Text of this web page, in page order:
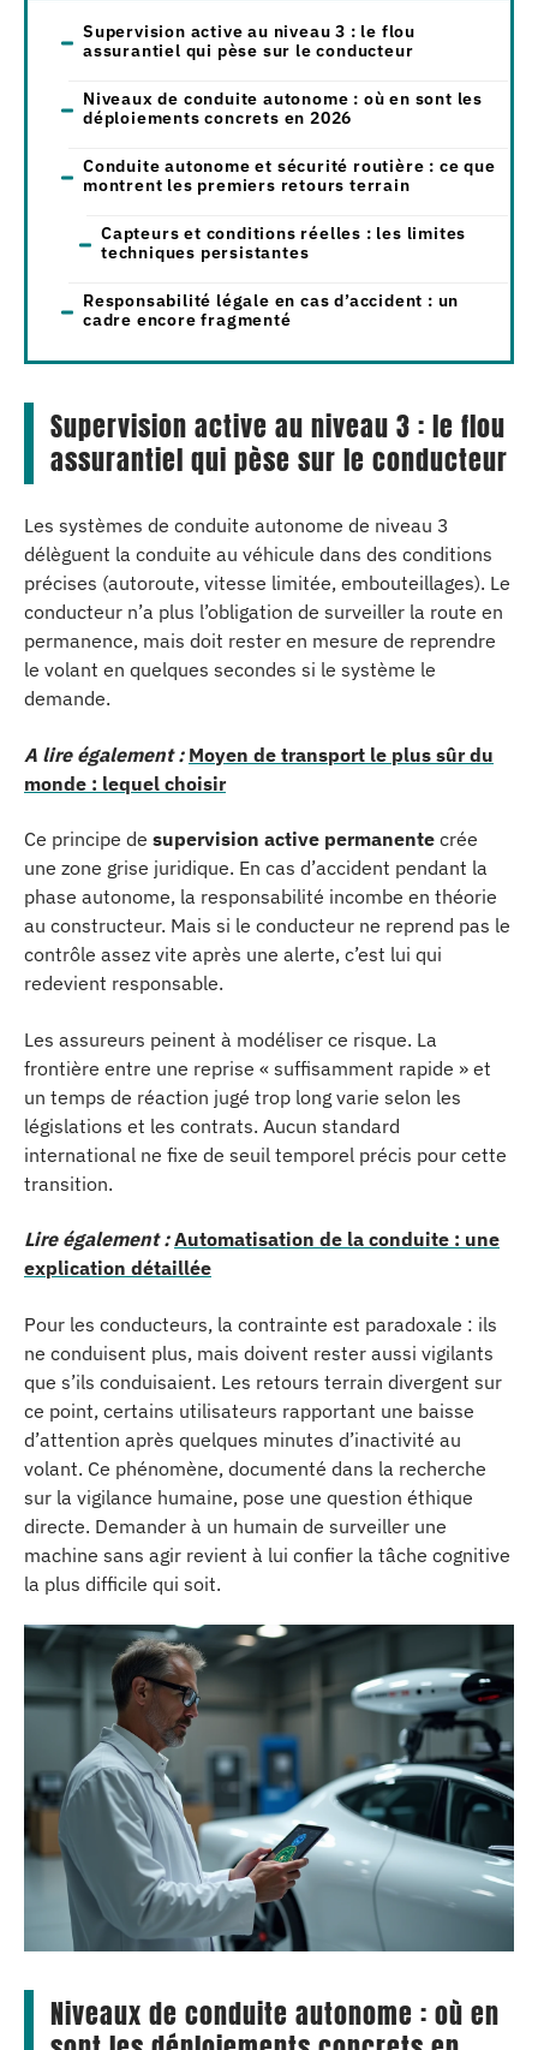
Supervision active au niveau 3 : le flou
assurantiel qui pèse sur le conducteur
Niveaux de conduite autonome : où en sont les
déploiements concrets en 2026
Conduite autonome et sécurité routière : ce que
montrent les premiers retours terrain
Capteurs et conditions réelles : les limites
techniques persistantes
Responsabilité légale en cas d’accident : un
cadre encore fragmenté
Supervision active au niveau 3 : le flou
assurantiel qui pèse sur le conducteur
Les systèmes de conduite autonome de niveau 3
délèguent la conduite au véhicule dans des conditions
précises (autoroute, vitesse limitée, embouteillages). Le
conducteur n’a plus l’obligation de surveiller la route en
permanence, mais doit rester en mesure de reprendre
le volant en quelques secondes si le système le
demande.
A lire également : Moyen de transport le plus sûr du
monde : lequel choisir
Ce principe de supervision active permanente crée
une zone grise juridique. En cas d’accident pendant la
phase autonome, la responsabilité incombe en théorie
au constructeur. Mais si le conducteur ne reprend pas le
contrôle assez vite après une alerte, c’est lui qui
redevient responsable.
Les assureurs peinent à modéliser ce risque. La
frontière entre une reprise « suffisamment rapide » et
un temps de réaction jugé trop long varie selon les
législations et les contrats. Aucun standard
international ne fixe de seuil temporel précis pour cette
transition.
Lire également : Automatisation de la conduite : une
explication détaillée
Pour les conducteurs, la contrainte est paradoxale : ils
ne conduisent plus, mais doivent rester aussi vigilants
que s’ils conduisaient. Les retours terrain divergent sur
ce point, certains utilisateurs rapportant une baisse
d’attention après quelques minutes d’inactivité au
volant. Ce phénomène, documenté dans la recherche
sur la vigilance humaine, pose une question éthique
directe. Demander à un humain de surveiller une
machine sans agir revient à lui confier la tâche cognitive
la plus difficile qui soit.
Niveaux de conduite autonome : où en